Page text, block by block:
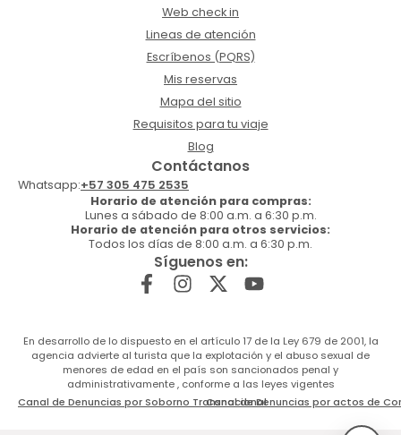
Web check in
Lineas de atención
Escríbenos (PQRS)
Mis reservas
Mapa del sitio
Requisitos para tu viaje
Blog
Contáctanos
Whatsapp:+57 305 475 2535
Horario de atención para compras:
Lunes a sábado de 8:00 a.m. a 6:30 p.m.
Horario de atención para otros servicios:
Todos los días de 8:00 a.m. a 6:30 p.m.
Síguenos en:
En desarrollo de lo dispuesto en el artículo 17 de la Ley 679 de 2001, la
agencia advierte al turista que la explotación y el abuso sexual de
menores de edad en el país son sancionados penal y
administrativamente , conforme a las leyes vigentes
Canal de Denuncias por Soborno TransnacionalCanal de Denuncias por actos de